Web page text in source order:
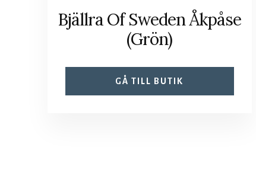
Bjällra Of Sweden Åkpåse
(Grön)
GÅ TILL BUTIK